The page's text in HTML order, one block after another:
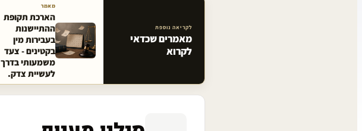
מאמרים קשורים באתר
לקריאה נוספת
מאמרים שכדאי
לקרוא
מאמר
הארכת תקופת
ההתיישנות
בעבירות מין
בקטינים - צעד
משמעותי בדרך
לעשיית צדק.